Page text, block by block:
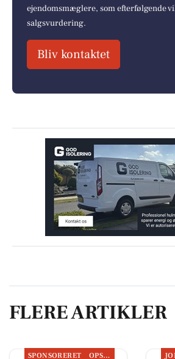
ejendomsmæglere, som efterfølgende
salgsvurdering.
Bliv kontaktet
FLERE ARTIKLER
SPONSORERET OPSLAGSTAVLEN